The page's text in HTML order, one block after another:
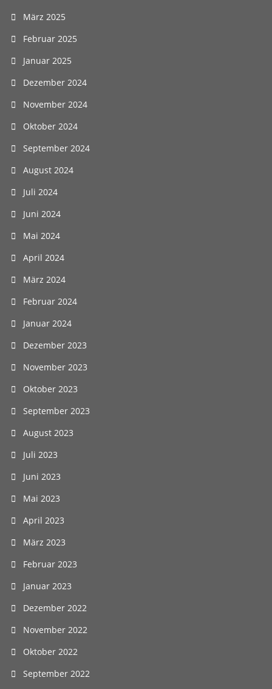
März 2025
Februar 2025
Januar 2025
Dezember 2024
November 2024
Oktober 2024
September 2024
August 2024
Juli 2024
Juni 2024
Mai 2024
April 2024
März 2024
Februar 2024
Januar 2024
Dezember 2023
November 2023
Oktober 2023
September 2023
August 2023
Juli 2023
Juni 2023
Mai 2023
April 2023
März 2023
Februar 2023
Januar 2023
Dezember 2022
November 2022
Oktober 2022
September 2022